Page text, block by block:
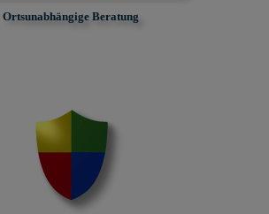
Ortsunabhängige Beratung